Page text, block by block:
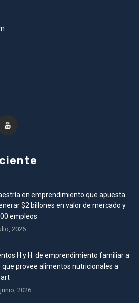
en emprendimiento que apuesta
$2 billones en valor de mercado y
empleos
2026
H y H: de emprendimiento familiar a
que provee alimentos nutricionales a
2026